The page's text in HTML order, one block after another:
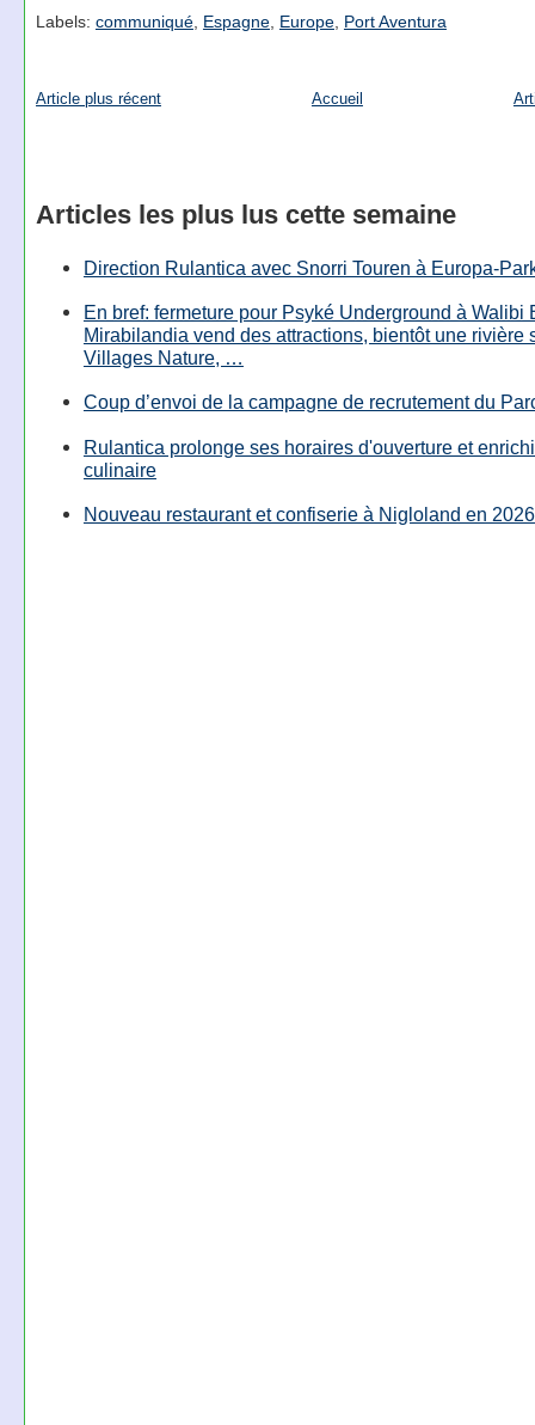
Labels: communiqué, Espagne, Europe, Port Aventura
Article plus récent Accueil
Articles les plus lus cette semaine
Direction Rulantica avec Snorri Touren à Europa-
En bref: fermeture pour Psyké Underground à Walibi
Mirabilandia vend des attractions, bientôt une rivière
Villages Nature, …
Coup d’envoi de la campagne de recrutement du
Rulantica prolonge ses horaires d'ouverture et
culinaire
Nouveau restaurant et confiserie à Nigloland en 2026